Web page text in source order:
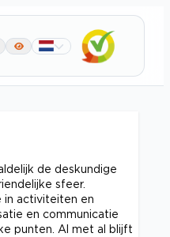
de deskundige
sfeer.
in activiteiten en
en communicatie
punten. Al met al blijft